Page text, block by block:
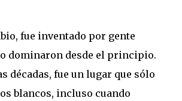
fue inventado por gente
dominaron desde el principio.
décadas, fue un lugar que sólo
blancos, incluso cuando